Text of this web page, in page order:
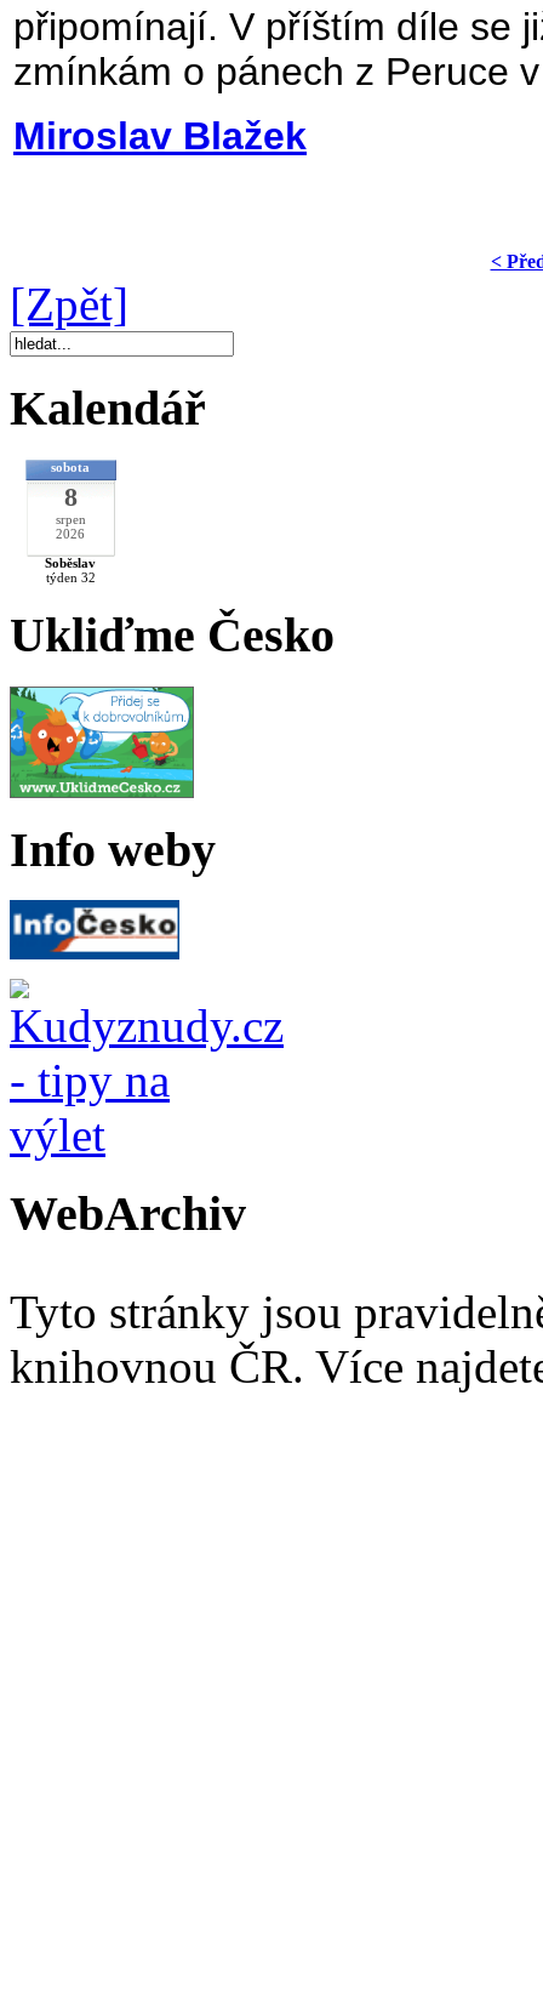
připomínají. V příštím díle se
zmínkám o pánech z Peruce
Miroslav Blažek
<
[Zpět]
Kalendář
sobota
8
srpen
2026
Soběslav
týden 32
Ukliďme Česko
Info weby
WebArchiv
Tyto stránky jsou
knihovnou ČR. Více